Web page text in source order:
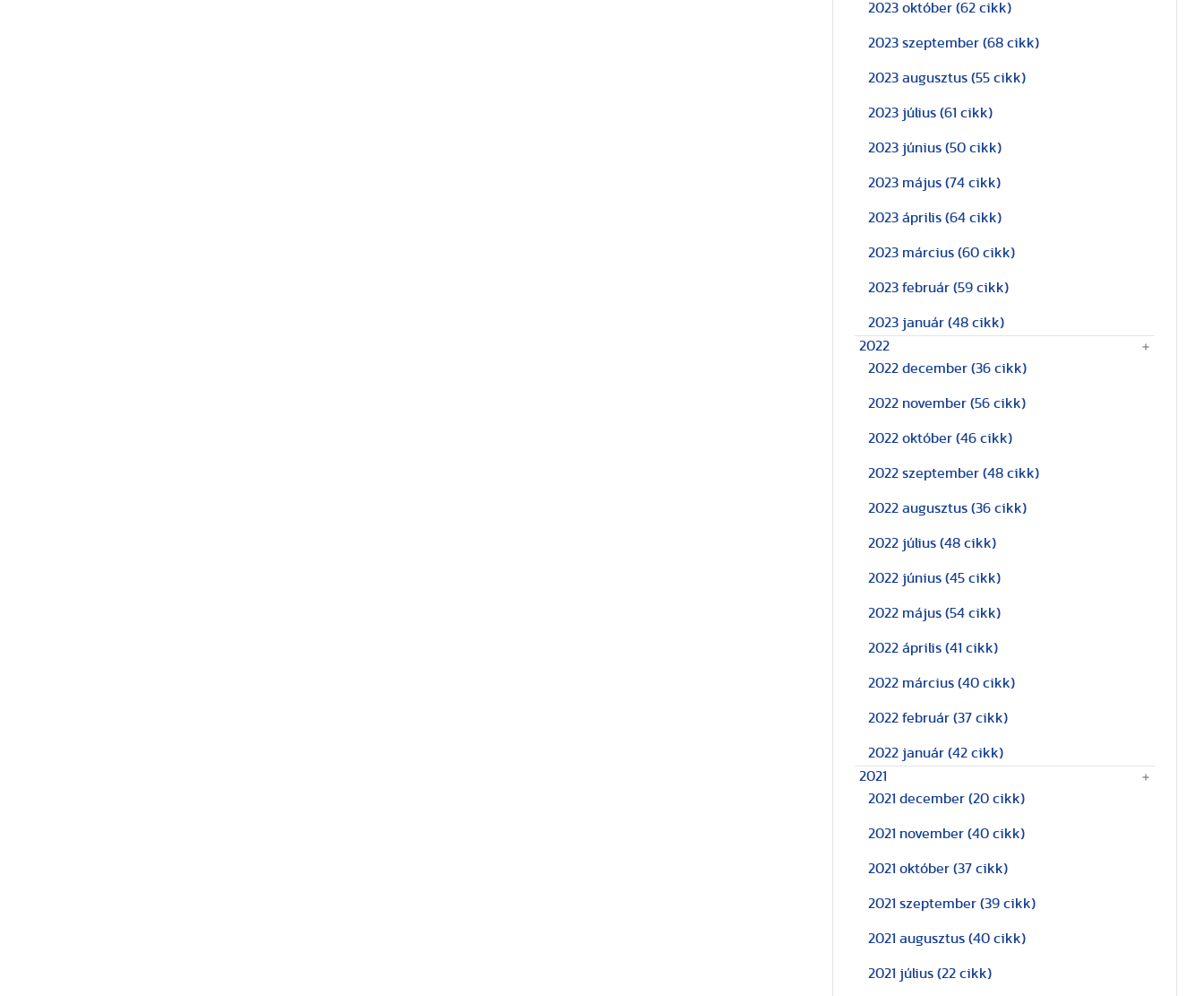
2023 október (62 cikk)
2023 szeptember (68 cikk)
2023 augusztus (55 cikk)
2023 július (61 cikk)
2023 június (50 cikk)
2023 május (74 cikk)
2023 április (64 cikk)
2023 március (60 cikk)
2023 február (59 cikk)
2023 január (48 cikk)
2022
2022 december (36 cikk)
2022 november (56 cikk)
2022 október (46 cikk)
2022 szeptember (48 cikk)
2022 augusztus (36 cikk)
2022 július (48 cikk)
2022 június (45 cikk)
2022 május (54 cikk)
2022 április (41 cikk)
2022 március (40 cikk)
2022 február (37 cikk)
2022 január (42 cikk)
2021
2021 december (20 cikk)
2021 november (40 cikk)
2021 október (37 cikk)
2021 szeptember (39 cikk)
2021 augusztus (40 cikk)
2021 július (22 cikk)